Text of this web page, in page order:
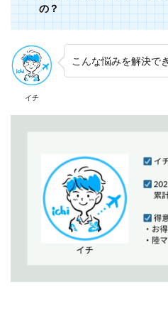
の？
イチ
こんな悩みを解決で